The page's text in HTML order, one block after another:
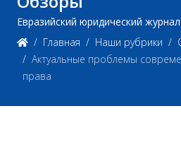
Евразийский юридический журнал
Главная
Наши рубрики
Актуальные проблемы
права